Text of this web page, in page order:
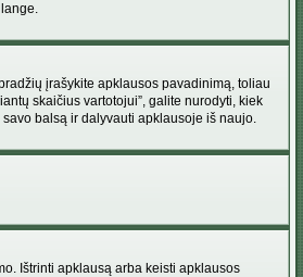
įrašykite apklausos pavadinimą, toliau
skaičius vartotojui”, galite nurodyti, kiek
balsą ir dalyvauti apklausoje iš naujo.
Ištrinti apklausą arba keisti apklausos